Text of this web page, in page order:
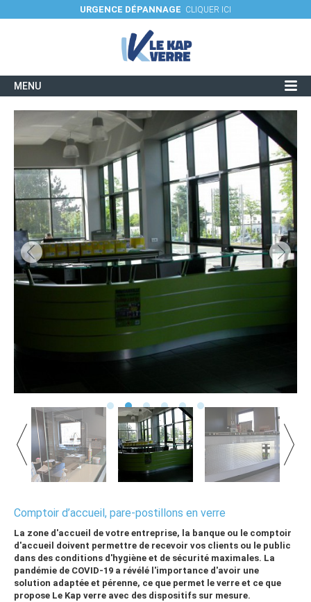
URGENCE DÉPANNAGE CLIQUER ICI
MENU
Verres et utilisations
Savoir-faire / Fiches techniques
Réalisations
Actualités
Contacter une agence
Comptoir d’accueil, pare-postillons en verre
La zone d'accueil de votre entreprise, la banque ou le comptoir
d'accueil doivent permettre de recevoir vos clients ou le public
dans des conditions d'hygiène et de sécurité maximales. La
pandémie de COVID-19 a révélé l'importance d'avoir une
solution adaptée et pérenne, ce que permet le verre et ce que
propose Le Kap verre avec des dispositifs sur mesure.